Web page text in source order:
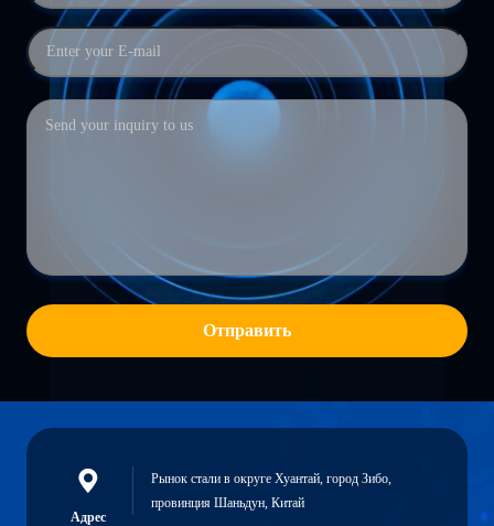
Отправить
Адрес
Рынок стали в округе Хуантай, город Зибо,
провинция Шаньдун, Китай